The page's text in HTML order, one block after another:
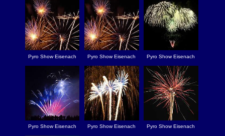
Pyro Show Eisenach Pyro Show Eisenach Pyro Show Eisenach
Pyro Show Eisenach Pyro Show Eisenach Pyro Show Eisenach